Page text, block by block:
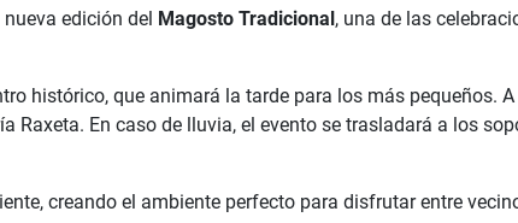
nueva edición del Magosto Tradicional, una de las
histórico, que animará la tarde para los más pequeños.
Raxeta. En caso de lluvia, el evento se trasladará a los
creando el ambiente perfecto para disfrutar entre